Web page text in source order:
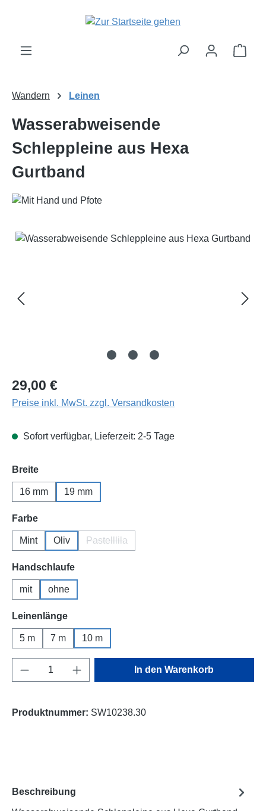
Zum Hauptinhalt springen
Wandern Leinen
Wasserabweisende
Schleppleine aus Hexa
Gurtband
Bildergalerie überspringen
Regulärer Preis:
29,00 €
Preise inkl. MwSt. zzgl. Versandkosten
Sofort verfügbar, Lieferzeit: 2-5 Tage
Breiteauswählen
16 mm 19 mm
Farbeauswählen
Mint Oliv Pastelllila
Handschlaufeauswählen
mit ohne
Leinenlängeauswählen
5 m 7 m 10 m
Produkt Anzahl: Gib den gewünschten
In den Warenkorb
Produktnummer: SW10238.30
Beschreibung